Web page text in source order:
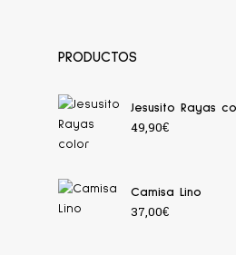
PRODUCTOS
Jesusito Rayas
49,90€
Camisa Lino
37,00€